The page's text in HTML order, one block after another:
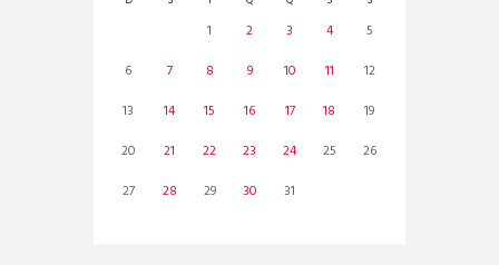
1 2 3 4
5
6
7 8 9 10 11
12
13
14 15 16 17 18
19
20
21 22 23 24 25
26
27
28 29 30 31